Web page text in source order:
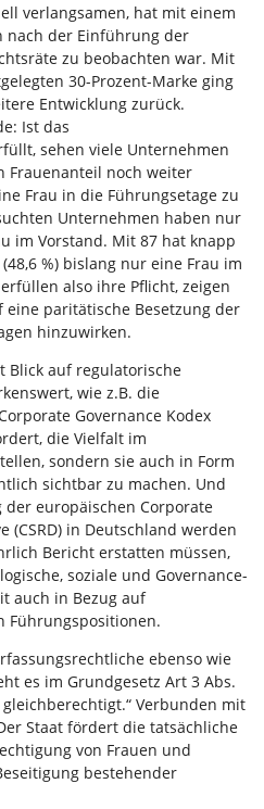
verlangsamen, hat mit einem
nach der Einführung der
zu beobachten war. Mit
30-Prozent-Marke ging
Entwicklung zurück.
Ist das
sehen viele Unternehmen
Frauenanteil noch weiter
Frau in die Führungsetage zu
Unternehmen haben nur
im Vorstand. Mit 87 hat knapp
%) bislang nur eine Frau im
also ihre Pflicht, zeigen
paritätische Besetzung der
hinzuwirken.
Blick auf regulatorische
wie z.B. die
Governance Kodex
die Vielfalt im
sondern sie auch in Form
sichtbar zu machen. Und
europäischen Corporate
(CSRD) in Deutschland werden
Bericht erstatten müssen,
soziale und Governance-
auch in Bezug auf
Führungspositionen.
ebenso wie
es im Grundgesetz Art 3 Abs.
Verbunden mit
Staat fördert die tatsächliche
von Frauen und
bestehender